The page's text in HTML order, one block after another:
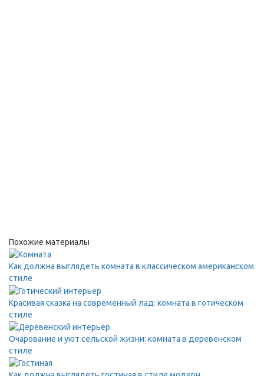
Похожие материалы
Как должна выглядеть комната в классическом американском
стиле
Красивая сказка на современный лад: комната в готическом
стиле
Очарование и уют сельской жизни: комната в деревенском
стиле